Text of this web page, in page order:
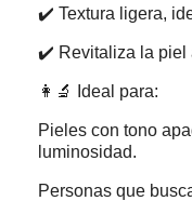
✔️ Textura ligera,
✔️ Revitaliza la piel
👩‍🔬 Ideal para:
Pieles con tono
luminosidad.
Personas que